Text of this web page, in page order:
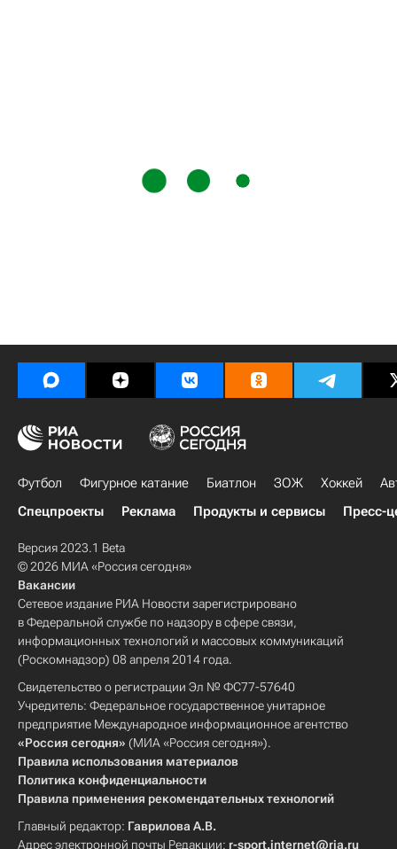
Футбол Фигурное катание Биатлон ЗОЖ Хоккей
Спецпроекты
Реклама Продукты и сервисы Пресс-
Версия 2023.1 Beta
© 2026 МИА «Россия сегодня»
Вакансии
Сетевое издание РИА Новости зарегистрировано
в Федеральной службе по надзору в сфере связи,
информационных технологий и массовых коммуникаций
(Роскомнадзор) 08 апреля 2014 года.
Свидетельство о регистрации Эл № ФС77-57640
Учредитель: Федеральное государственное унитарное
предприятие Международное информационное агентство
«Россия сегодня» (МИА «Россия сегодня»).
Правила использования материалов
Политика конфиденциальности
Правила применения рекомендательных технологий
Главный редактор: Гаврилова А.В.
Адрес электронной почты Редакции: r-sport.internet@ria.ru